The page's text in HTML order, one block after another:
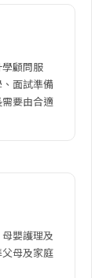
顧問服
面試準備
要由合適
嬰護理及
母及家庭